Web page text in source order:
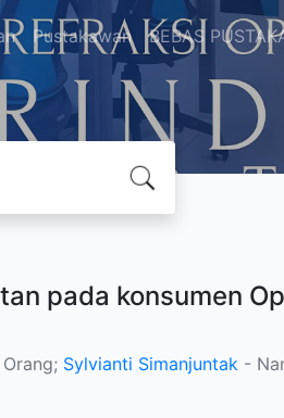
Pustakawan BEBAS
pada konsumen
Sylvianti Simanjuntak -